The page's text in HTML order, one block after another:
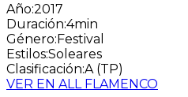
Año:2017
Duración:4min
Género:Festival
Estilos:Soleares
Clasificación:A (TP)
VER EN ALL FLAMENCO